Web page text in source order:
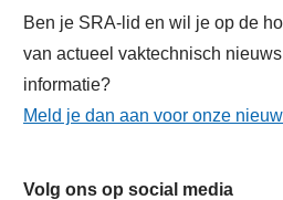
Ben je SRA-lid en wil je op de
van actueel vaktechnisch
informatie?
Meld je dan aan voor onze
Volg ons op social media